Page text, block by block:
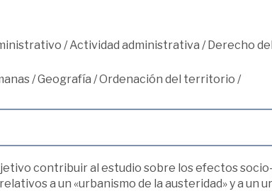
/Actividad administrativa /Derecho
/Geografía /Ordenación del territorio /
contribuir al estudio sobre los efectos socio-
a un «urbanismo de la austeridad» y a